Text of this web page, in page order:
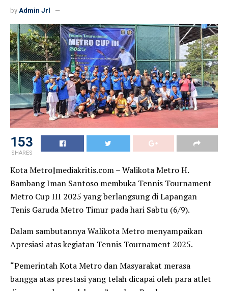
by Admin Jrl
153
SHARES
Kota Metro||mediakritis.com – Walikota Metro H.
Bambang Iman Santoso membuka Tennis Tournament
Metro Cup III 2025 yang berlangsung di Lapangan
Tenis Garuda Metro Timur pada hari Sabtu (6/9).
Dalam sambutannya Walikota Metro menyampaikan
Apresiasi atas kegiatan Tennis Tournament 2025.
“Pemerintah Kota Metro dan Masyarakat merasa
bangga atas prestasi yang telah dicapai oleh para atlet